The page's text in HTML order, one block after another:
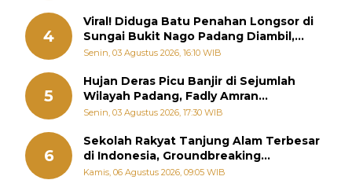
4
Viral! Diduga Batu Penahan Longsor di
Sungai Bukit Nago Padang Diambil,
Warga Khawatir Bencana Terulang
Senin, 03 Agustus 2026, 16:10 WIB
5
Hujan Deras Picu Banjir di Sejumlah
Wilayah Padang, Fadly Amran
Perintahkan OPD Siaga
Senin, 03 Agustus 2026, 17:30 WIB
6
Sekolah Rakyat Tanjung Alam Terbesar
di Indonesia, Groundbreaking
September
Kamis, 06 Agustus 2026, 09:05 WIB